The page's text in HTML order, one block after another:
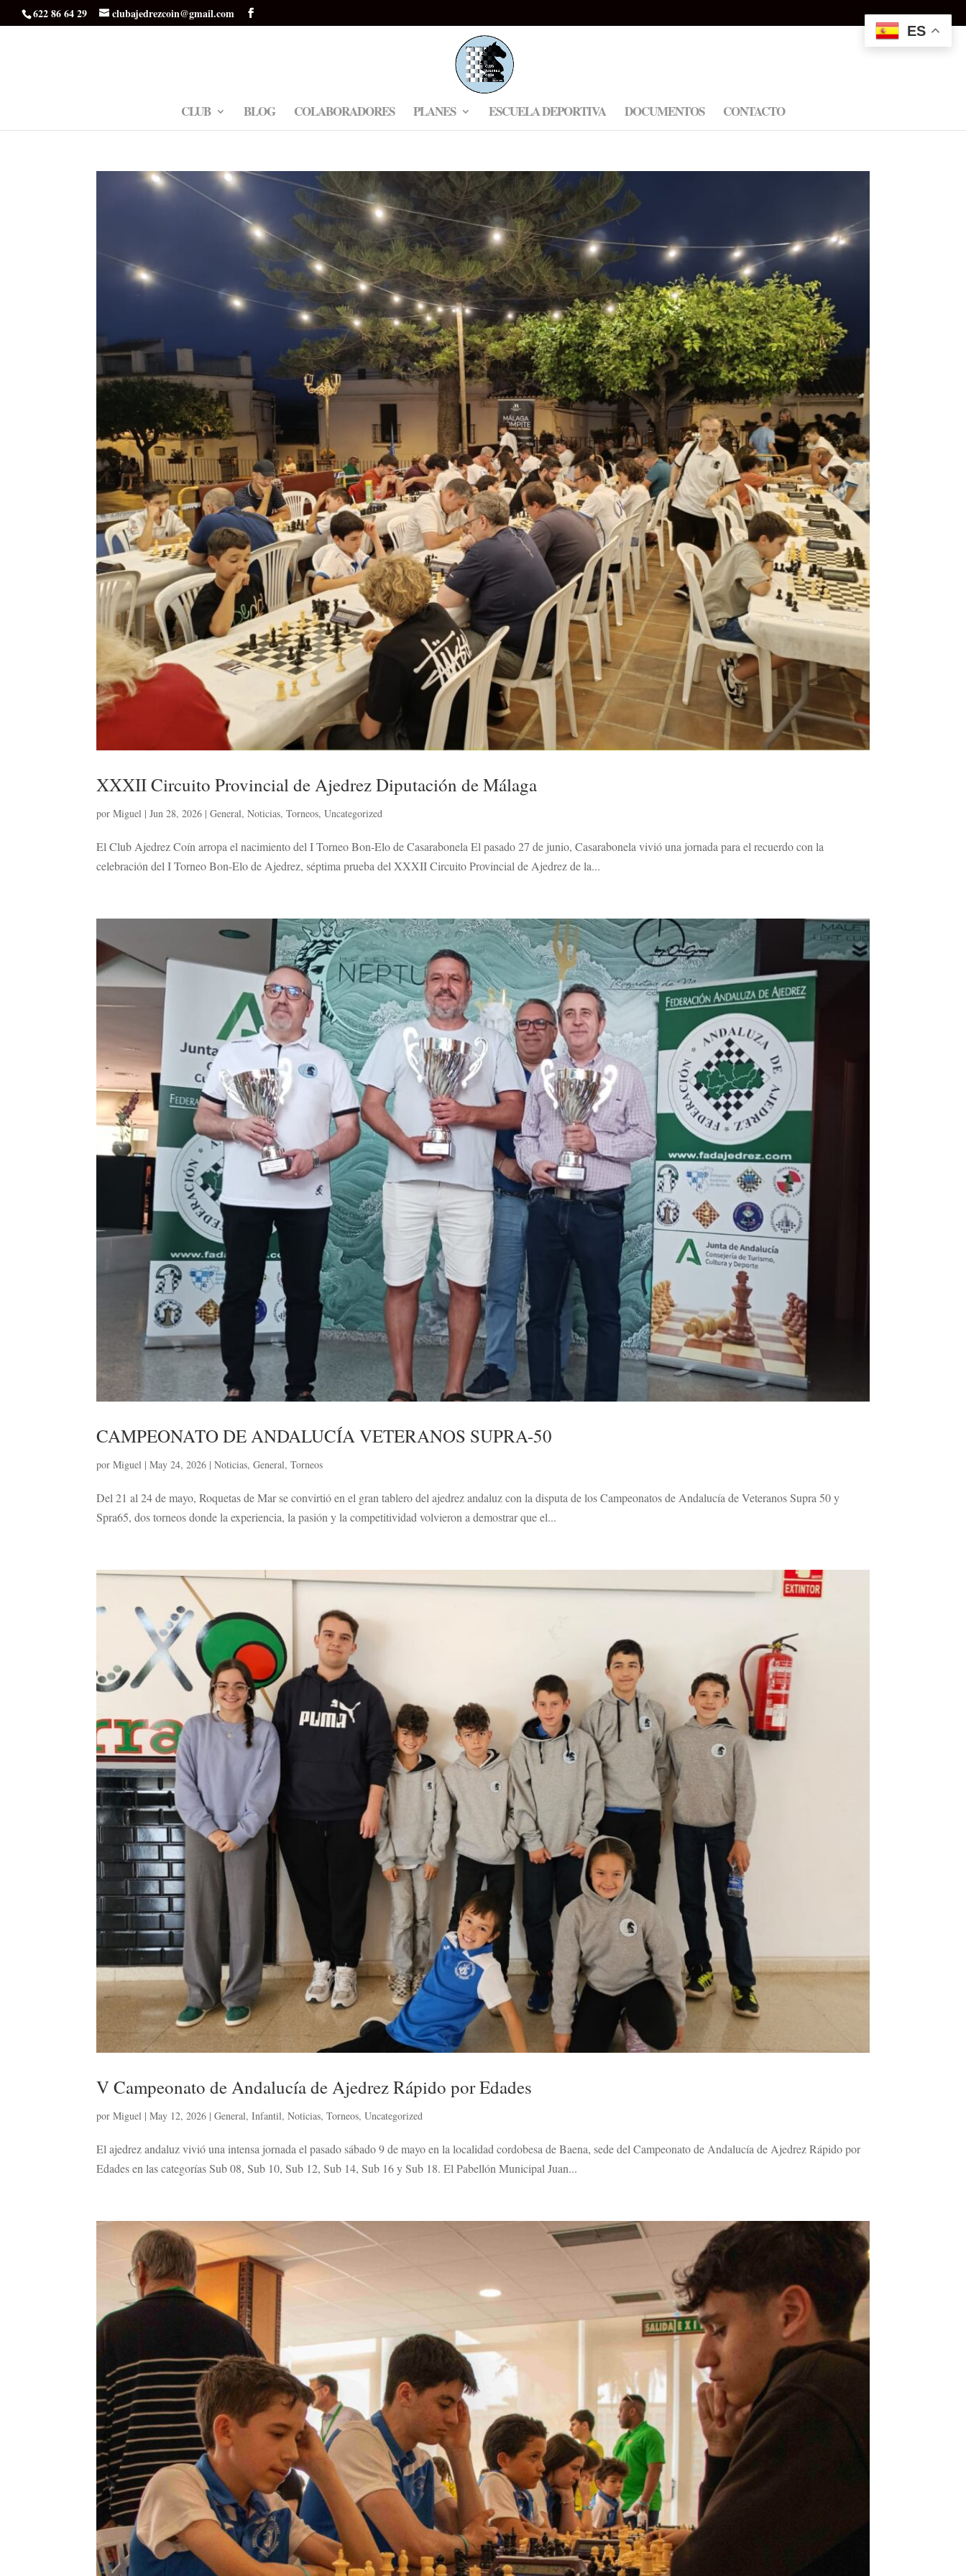
622 86 64 29 clubajedrezcoin@gmail.com
CLUB BLOG COLABORADORES PLANES ESCUELA DEPORTIVA DOCUMENTOS CONTACTO
XXXII Circuito Provincial de Ajedrez Diputación de Málaga
porMiguel |Jun 28, 2026 |General,Noticias,Torneos,Uncategorized
El Club Ajedrez Coín arropa el nacimiento del I Torneo Bon-Elo de Casarabonela El pasado 27 de junio, Casarabonela vivió una jornada para el recuerdo con la
celebración del I Torneo Bon-Elo de Ajedrez, séptima prueba del XXXII Circuito Provincial de Ajedrez de la...
CAMPEONATO DE ANDALUCÍA VETERANOS SUPRA-50
porMiguel |May 24, 2026 |Noticias,General,Torneos
Del 21 al 24 de mayo, Roquetas de Mar se convirtió en el gran tablero del ajedrez andaluz con la disputa de los Campeonatos de Andalucía de Veteranos Supra 50 y
Spra65, dos torneos donde la experiencia, la pasión y la competitividad volvieron a demostrar que el...
V Campeonato de Andalucía de Ajedrez Rápido por Edades
porMiguel |May 12, 2026 |General,Infantil,Noticias,Torneos,Uncategorized
El ajedrez andaluz vivió una intensa jornada el pasado sábado 9 de mayo en la localidad cordobesa de Baena, sede del Campeonato de Andalucía de Ajedrez Rápido por
Edades en las categorías Sub 08, Sub 10, Sub 12, Sub 14, Sub 16 y Sub 18. El Pabellón Municipal Juan...
ES